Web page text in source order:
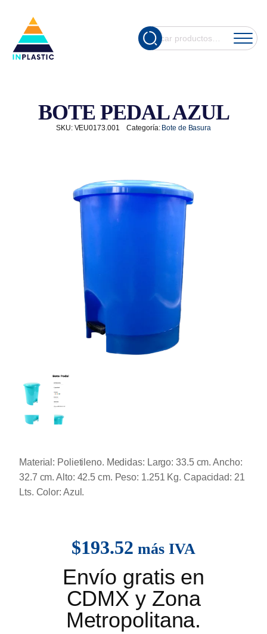
Buscar
por:
Cuando hay
BOTE PEDAL AZUL
SKU: VEU0173.001 Categoría: Bote de Basura
Material: Polietileno. Medidas: Largo: 33.5 cm. Ancho:
32.7 cm. Alto: 42.5 cm. Peso: 1.251 Kg. Capacidad: 21
Lts. Color: Azul.
$193.52 más IVA
Envío gratis en
CDMX y Zona
Metropolitana.